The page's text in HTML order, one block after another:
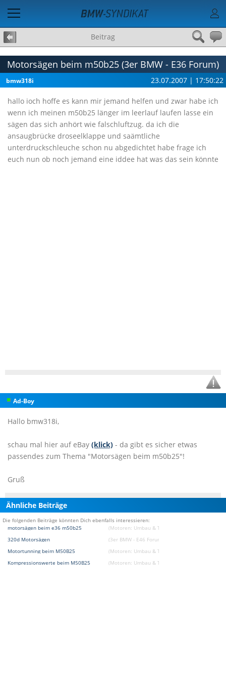
Beitrag
Motorsägen beim m50b25 (3er BMW - E36 Forum)
bmw318i 23.07.2007 | 17:50:22
hallo ioch hoffe es kann mir jemand helfen und zwar habe ich
wenn ich meinen m50b25 länger im leerlauf laufen lasse ein
sägen das sich anhört wie falschluftzug. da ich die
ansaugbrücke droseelklappe und saämtliche
unterdruckschleuche schon nu abgedichtet habe frage ich
euch nun ob noch jemand eine iddee hat was das sein könnte
Ad-Boy
Hallo bmw318i,
schau mal hier auf eBay (klick) - da gibt es sicher etwas
passendes zum Thema "Motorsägen beim m50b25"!
Gruß
Ähnliche Beiträge
Die folgenden Beiträge könnten Dich ebenfalls interessieren:
motorsägen beim e36 m50b25
(Motoren: Umbau & Tuning Forum)
320d Motorsägen
(3er BMW - E46 Forum)
Motortunning beim M50B25
(Motoren: Umbau & Tuning Forum)
Kompressionswerte beim M50B25
(Motoren: Umbau & Tuning Forum)